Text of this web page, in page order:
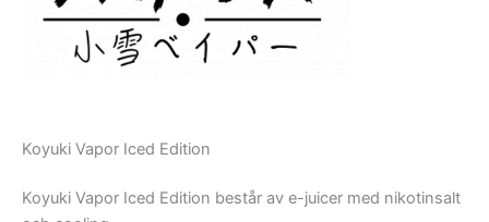
Koyuki Vapor Iced Edition
Koyuki Vapor Iced Edition består av e-juicer med nikotinsalt